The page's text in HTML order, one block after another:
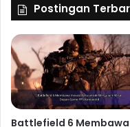
Postingan
Battlefield 6 Membawa